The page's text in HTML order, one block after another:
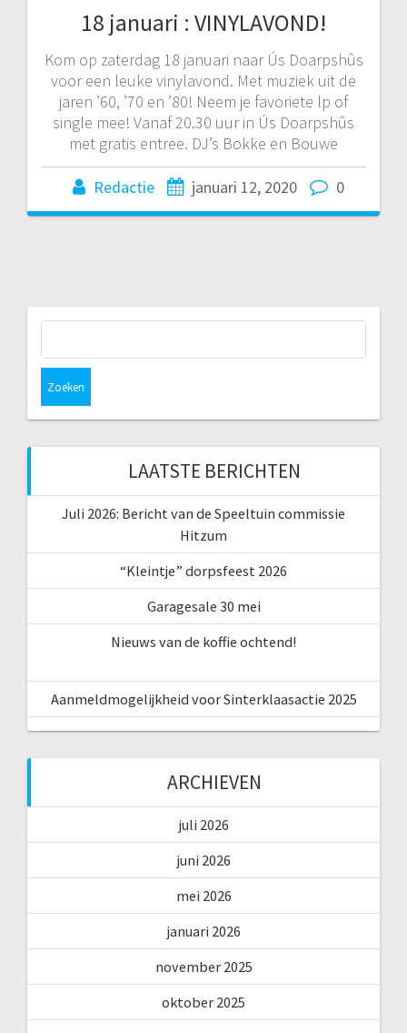
18 januari : VINYLAVOND!
Kom op zaterdag 18 januari naar Ús Doarpshûs
voor een leuke vinylavond. Met muziek uit de
jaren ’60, ’70 en ’80! Neem je favoriete lp of
single mee! Vanaf 20.30 uur in Ús Doarpshûs
met gratis entree. DJ’s Bokke en Bouwe
Redactie januari 12, 2020 0
LAATSTE BERICHTEN
Juli 2026: Bericht van de Speeltuin commissie
Hitzum
“Kleintje” dorpsfeest 2026
Garagesale 30 mei
Nieuws van de koffie ochtend!
Aanmeldmogelijkheid voor Sinterklaasactie 2025
ARCHIEVEN
juli 2026
juni 2026
mei 2026
januari 2026
november 2025
oktober 2025